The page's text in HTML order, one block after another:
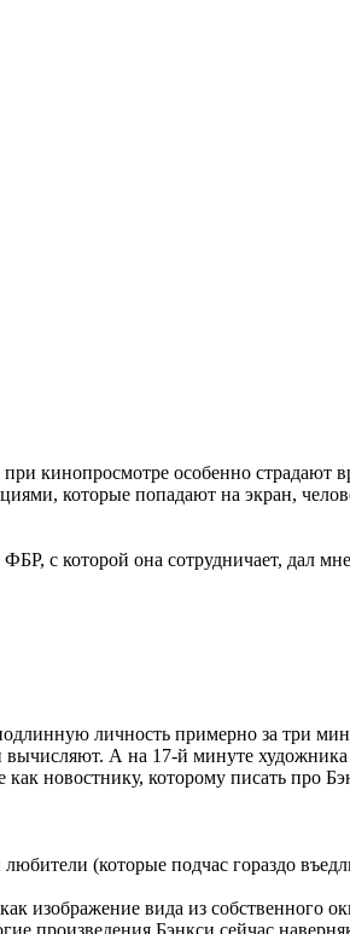
кинопросмотре особенно страдают
которые попадают на экран,
с которой она сотрудничает, дал
личность примерно за три
вычисляют. А на 17-й минуте
новостнику, которому писать про
(которые подчас гораздо
изображение вида из собственного
произведения Бэнкси сейчас